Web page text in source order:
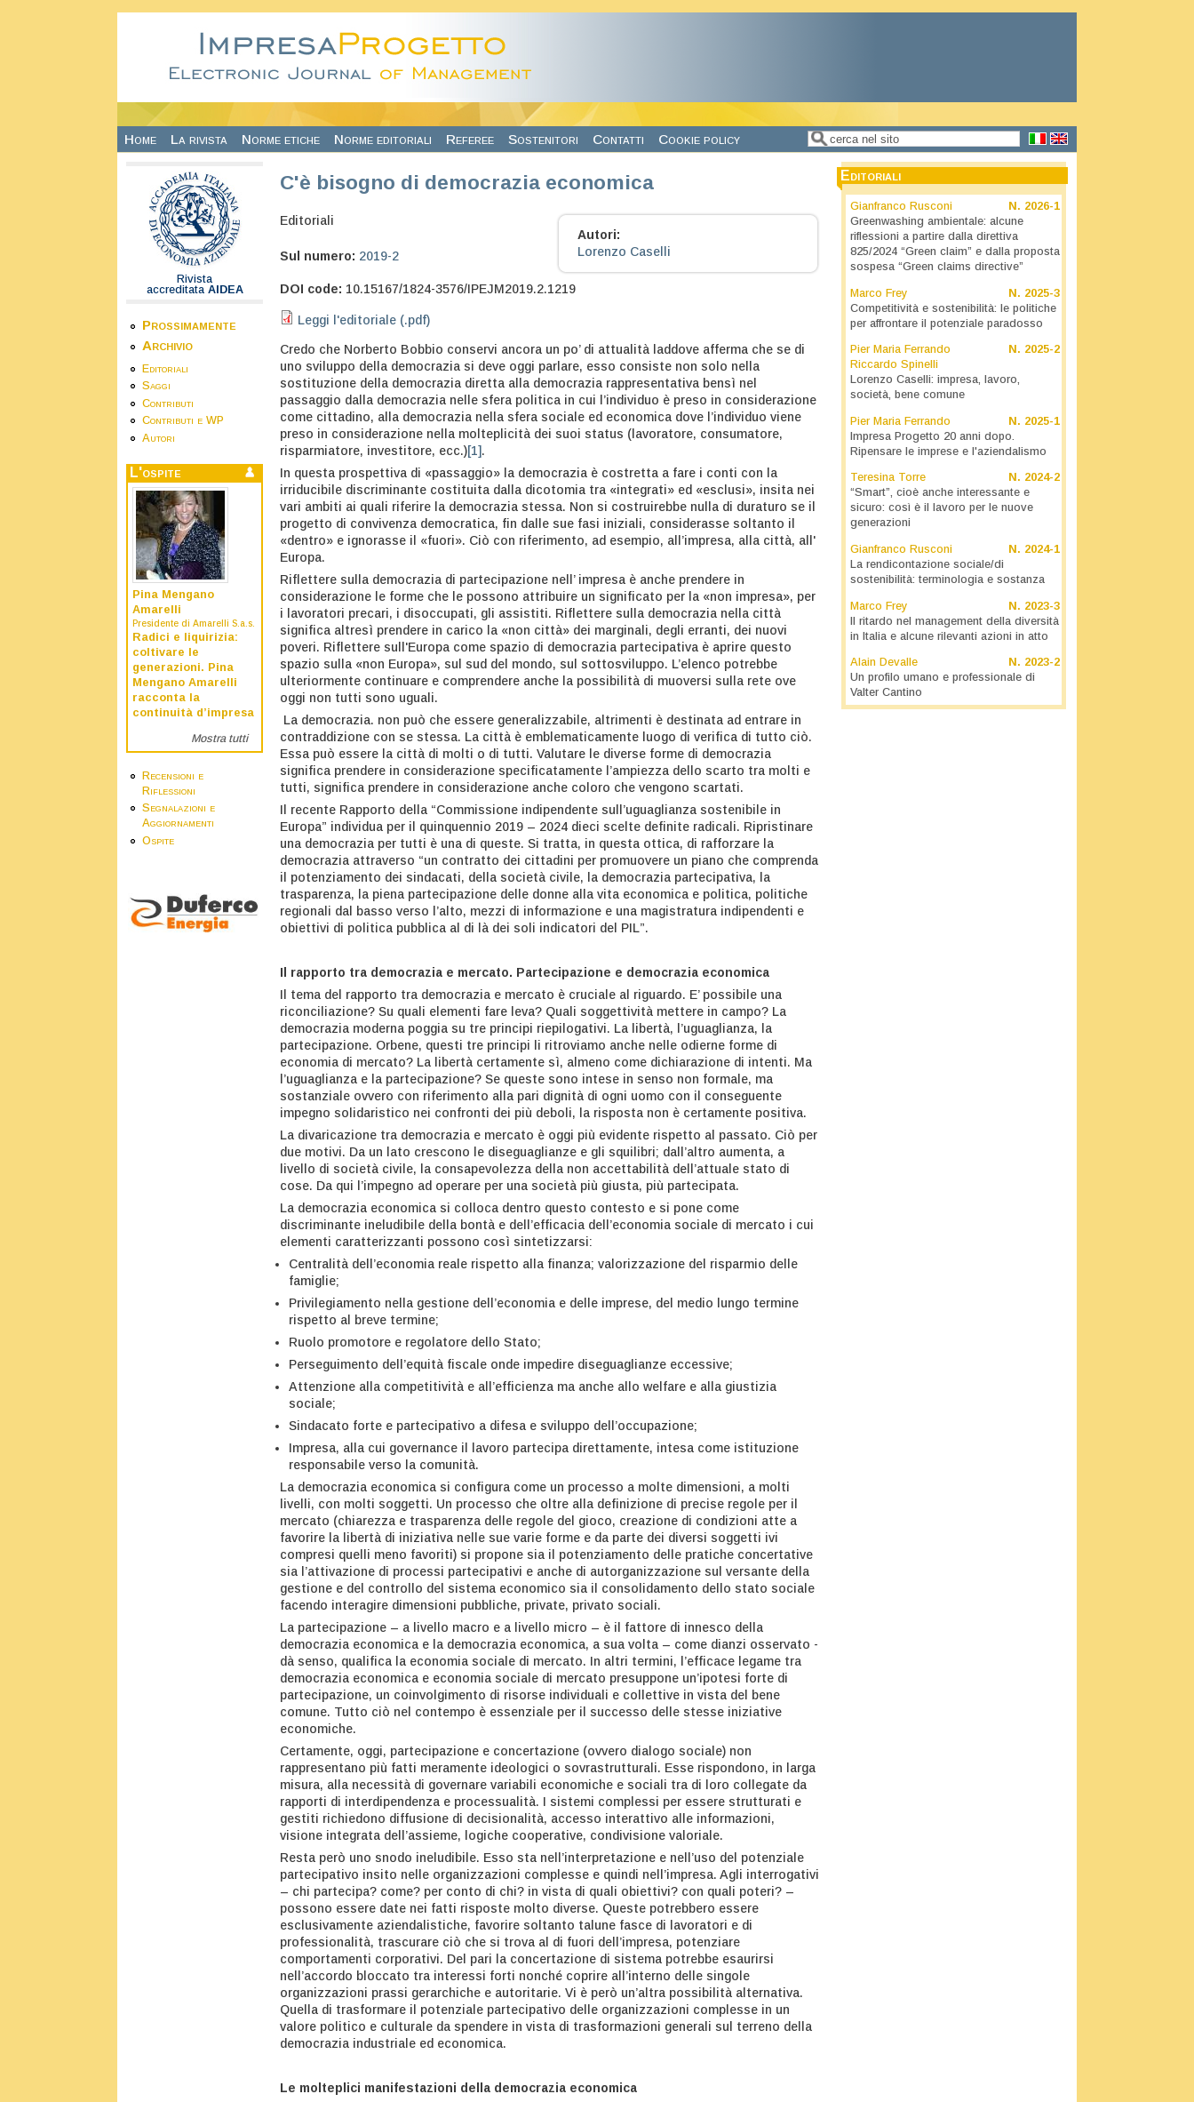
Home La rivista Norme etiche Norme editoriali Referee Sostenitori Contatti Cookie policy Form di ricerca
Cerca
Rivista
accreditata AIDEA
Prossimamente
Archivio
Editoriali
Saggi
Contributi
Contributi e WP
Autori
L'ospite
Pina Mengano
Amarelli
Presidente di Amarelli S.a.s.
Radici e liquirizia:
coltivare le
generazioni. Pina
Mengano Amarelli
racconta la
continuità d’impresa
Mostra tutti
Recensioni e
Riflessioni
Segnalazioni e
Aggiornamenti
Ospite
C'è bisogno di democrazia economica
Editoriali
Sul numero: 2019-2
Autori:
Lorenzo Caselli
DOI code: 10.15167/1824-3576/IPEJM2019.2.1219
Leggi l'editoriale (.pdf)
Credo che Norberto Bobbio conservi ancora un po’ di attualità laddove afferma che se di
uno sviluppo della democrazia si deve oggi parlare, esso consiste non solo nella
sostituzione della democrazia diretta alla democrazia rappresentativa bensì nel
passaggio dalla democrazia nelle sfera politica in cui l’individuo è preso in considerazione
come cittadino, alla democrazia nella sfera sociale ed economica dove l’individuo viene
preso in considerazione nella molteplicità dei suoi status (lavoratore, consumatore,
risparmiatore, investitore, ecc.)[1].
In questa prospettiva di «passaggio» la democrazia è costretta a fare i conti con la
irriducibile discriminante costituita dalla dicotomia tra «integrati» ed «esclusi», insita nei
vari ambiti ai quali riferire la democrazia stessa. Non si costruirebbe nulla di duraturo se il
progetto di convivenza democratica, fin dalle sue fasi iniziali, considerasse soltanto il
«dentro» e ignorasse il «fuori». Ciò con riferimento, ad esempio, all’impresa, alla città, all'
Europa.
Riflettere sulla democrazia di partecipazione nell’ impresa è anche prendere in
considerazione le forme che le possono attribuire un significato per la «non impresa», per
i lavoratori precari, i disoccupati, gli assistiti. Riflettere sulla democrazia nella città
significa altresì prendere in carico la «non città» dei marginali, degli erranti, dei nuovi
poveri. Riflettere sull'Europa come spazio di democrazia partecipativa è aprire questo
spazio sulla «non Europa», sul sud del mondo, sul sottosviluppo. L’elenco potrebbe
ulteriormente continuare e comprendere anche la possibilità di muoversi sulla rete ove
oggi non tutti sono uguali.
La democrazia. non può che essere generalizzabile, altrimenti è destinata ad entrare in
contraddizione con se stessa. La città è emblematicamente luogo di verifica di tutto ciò.
Essa può essere la città di molti o di tutti. Valutare le diverse forme di democrazia
significa prendere in considerazione specificatamente l’ampiezza dello scarto tra molti e
tutti, significa prendere in considerazione anche coloro che vengono scartati.
Il recente Rapporto della “Commissione indipendente sull’uguaglianza sostenibile in
Europa” individua per il quinquennio 2019 – 2024 dieci scelte definite radicali. Ripristinare
una democrazia per tutti è una di queste. Si tratta, in questa ottica, di rafforzare la
democrazia attraverso “un contratto dei cittadini per promuovere un piano che comprenda
il potenziamento dei sindacati, della società civile, la democrazia partecipativa, la
trasparenza, la piena partecipazione delle donne alla vita economica e politica, politiche
regionali dal basso verso l’alto, mezzi di informazione e una magistratura indipendenti e
obiettivi di politica pubblica al di là dei soli indicatori del PIL”.
Il rapporto tra democrazia e mercato. Partecipazione e democrazia economica
Il tema del rapporto tra democrazia e mercato è cruciale al riguardo. E’ possibile una
riconciliazione? Su quali elementi fare leva? Quali soggettività mettere in campo? La
democrazia moderna poggia su tre principi riepilogativi. La libertà, l’uguaglianza, la
partecipazione. Orbene, questi tre principi li ritroviamo anche nelle odierne forme di
economia di mercato? La libertà certamente sì, almeno come dichiarazione di intenti. Ma
l’uguaglianza e la partecipazione? Se queste sono intese in senso non formale, ma
sostanziale ovvero con riferimento alla pari dignità di ogni uomo con il conseguente
impegno solidaristico nei confronti dei più deboli, la risposta non è certamente positiva.
La divaricazione tra democrazia e mercato è oggi più evidente rispetto al passato. Ciò per
due motivi. Da un lato crescono le diseguaglianze e gli squilibri; dall’altro aumenta, a
livello di società civile, la consapevolezza della non accettabilità dell’attuale stato di
cose. Da qui l’impegno ad operare per una società più giusta, più partecipata.
La democrazia economica si colloca dentro questo contesto e si pone come
discriminante ineludibile della bontà e dell’efficacia dell’economia sociale di mercato i cui
elementi caratterizzanti possono così sintetizzarsi:
Centralità dell’economia reale rispetto alla finanza; valorizzazione del risparmio delle
famiglie;
Privilegiamento nella gestione dell’economia e delle imprese, del medio lungo termine
rispetto al breve termine;
Ruolo promotore e regolatore dello Stato;
Perseguimento dell’equità fiscale onde impedire diseguaglianze eccessive;
Attenzione alla competitività e all’efficienza ma anche allo welfare e alla giustizia
sociale;
Sindacato forte e partecipativo a difesa e sviluppo dell’occupazione;
Impresa, alla cui governance il lavoro partecipa direttamente, intesa come istituzione
responsabile verso la comunità.
La democrazia economica si configura come un processo a molte dimensioni, a molti
livelli, con molti soggetti. Un processo che oltre alla definizione di precise regole per il
mercato (chiarezza e trasparenza delle regole del gioco, creazione di condizioni atte a
favorire la libertà di iniziativa nelle sue varie forme e da parte dei diversi soggetti ivi
compresi quelli meno favoriti) si propone sia il potenziamento delle pratiche concertative
sia l’attivazione di processi partecipativi e anche di autorganizzazione sul versante della
gestione e del controllo del sistema economico sia il consolidamento dello stato sociale
facendo interagire dimensioni pubbliche, private, privato sociali.
La partecipazione – a livello macro e a livello micro – è il fattore di innesco della
democrazia economica e la democrazia economica, a sua volta – come dianzi osservato -
dà senso, qualifica la economia sociale di mercato. In altri termini, l’efficace legame tra
democrazia economica e economia sociale di mercato presuppone un’ipotesi forte di
partecipazione, un coinvolgimento di risorse individuali e collettive in vista del bene
comune. Tutto ciò nel contempo è essenziale per il successo delle stesse iniziative
economiche.
Certamente, oggi, partecipazione e concertazione (ovvero dialogo sociale) non
rappresentano più fatti meramente ideologici o sovrastrutturali. Esse rispondono, in larga
misura, alla necessità di governare variabili economiche e sociali tra di loro collegate da
rapporti di interdipendenza e processualità. I sistemi complessi per essere strutturati e
gestiti richiedono diffusione di decisionalità, accesso interattivo alle informazioni,
visione integrata dell’assieme, logiche cooperative, condivisione valoriale.
Resta però uno snodo ineludibile. Esso sta nell’interpretazione e nell’uso del potenziale
partecipativo insito nelle organizzazioni complesse e quindi nell’impresa. Agli interrogativi
– chi partecipa? come? per conto di chi? in vista di quali obiettivi? con quali poteri? –
possono essere date nei fatti risposte molto diverse. Queste potrebbero essere
esclusivamente aziendalistiche, favorire soltanto talune fasce di lavoratori e di
professionalità, trascurare ciò che si trova al di fuori dell’impresa, potenziare
comportamenti corporativi. Del pari la concertazione di sistema potrebbe esaurirsi
nell’accordo bloccato tra interessi forti nonché coprire all’interno delle singole
organizzazioni prassi gerarchiche e autoritarie. Vi è però un’altra possibilità alternativa.
Quella di trasformare il potenziale partecipativo delle organizzazioni complesse in un
valore politico e culturale da spendere in vista di trasformazioni generali sul terreno della
democrazia industriale ed economica.
Le molteplici manifestazioni della democrazia economica
Editoriali
N. 2026-1
Gianfranco Rusconi
Greenwashing ambientale: alcune
riflessioni a partire dalla direttiva
825/2024 “Green claim” e dalla proposta
sospesa “Green claims directive”
N. 2025-3
Marco Frey
Competitività e sostenibilità: le politiche
per affrontare il potenziale paradosso
N. 2025-2
Pier Maria Ferrando
Riccardo Spinelli
Lorenzo Caselli: impresa, lavoro,
società, bene comune
N. 2025-1
Pier Maria Ferrando
Impresa Progetto 20 anni dopo.
Ripensare le imprese e l'aziendalismo
N. 2024-2
Teresina Torre
“Smart”, cioè anche interessante e
sicuro: così è il lavoro per le nuove
generazioni
N. 2024-1
Gianfranco Rusconi
La rendicontazione sociale/di
sostenibilità: terminologia e sostanza
N. 2023-3
Marco Frey
Il ritardo nel management della diversità
in Italia e alcune rilevanti azioni in atto
N. 2023-2
Alain Devalle
Un profilo umano e professionale di
Valter Cantino